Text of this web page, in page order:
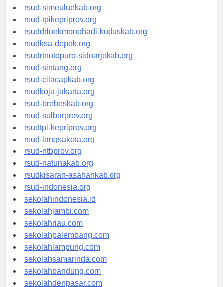
rsud-tanjungpinangkota.org
rsud-simeuluekab.org
rsud-tpikepriprov.org
rsuddrloekmonohadi-kuduskab.org
rsudksa-depok.org
rsudrtnotopuro-sidoarjokab.org
rsud-sintang.org
rsud-cilacapkab.org
rsudkoja-jakarta.org
rsud-brebeskab.org
rsud-sulbarprov.org
rsudtpi-kepriprov.org
rsud-langsakota.org
rsud-ntbprov.org
rsud-natunakab.org
rsudkisaran-asahankab.org
rsud-indonesia.org
sekolahindonesia.id
sekolahjambi.com
sekolahriau.com
sekolahpalembang.com
sekolahlampung.com
sekolahsamarinda.com
sekolahbandung.com